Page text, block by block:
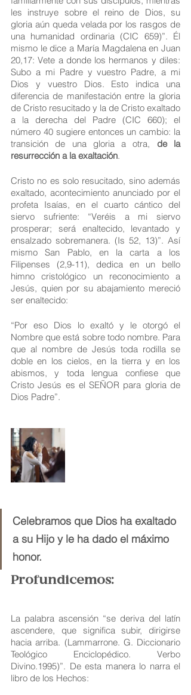
les instruye sobre el reino de Dios, su
gloria aún queda velada por los rasgos de
una humanidad ordinaria (CIC 659)”. Él
mismo le dice a María Magdalena en Juan
20,17: Vete a donde los hermanos y diles:
Subo a mi Padre y vuestro Padre, a mi
Dios y vuestro Dios. Esto indica una
diferencia de manifestación entre la gloria
de Cristo resucitado y la de Cristo exaltado
a la derecha del Padre (CIC 660); el
número 40 sugiere entonces un cambio: la
transición de una gloria a otra, de la
resurrección a la exaltación.
Cristo no es solo resucitado, sino además
exaltado, acontecimiento anunciado por el
profeta Isaías, en el cuarto cántico del
siervo sufriente: “Veréis a mi siervo
prosperar; será enaltecido, levantado y
ensalzado sobremanera. (Is 52, 13)”. Así
mismo San Pablo, en la carta a los
Filipenses (2,9-11), dedica en un bello
himno cristológico un reconocimiento a
Jesús, quien por su abajamiento mereció
ser enaltecido:
“Por eso Dios lo exaltó y le otorgó el
Nombre que está sobre todo nombre. Para
que al nombre de Jesús toda rodilla se
doble en los cielos, en la tierra y en los
abismos, y toda lengua confiese que
Cristo Jesús es el SEÑOR para gloria de
Dios Padre”.
Celebramos que Dios ha exaltado
a su Hijo y le ha dado el máximo
honor.
Profundicemos:
La palabra ascensión “se deriva del latín
ascendere, que significa subir, dirigirse
hacia arriba. (Lammarrone. G. Diccionario
Teológico Enciclopédico. Verbo
Divino.1995)”. De esta manera lo narra el
libro de los Hechos: